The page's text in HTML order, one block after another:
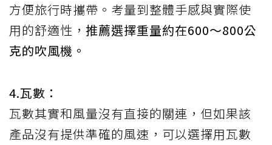
方便旅行時攜帶。考量到整體手感與實際使
用的舒適性， 推薦選擇重量約在600～800公
克的吹風機。
4.瓦數：
瓦數其實和風量沒有直接的關連，但如果該
產品沒有提供準確的風速，可以選擇用瓦數